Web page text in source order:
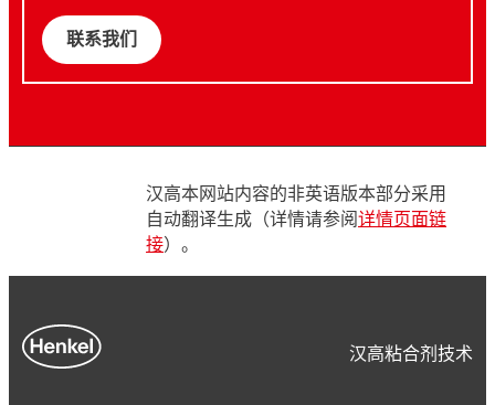
联系我们
汉高本网站内容的非英语版本部分采用
自动翻译生成（详情请参阅详情页面链
接）。
汉高粘合剂技术